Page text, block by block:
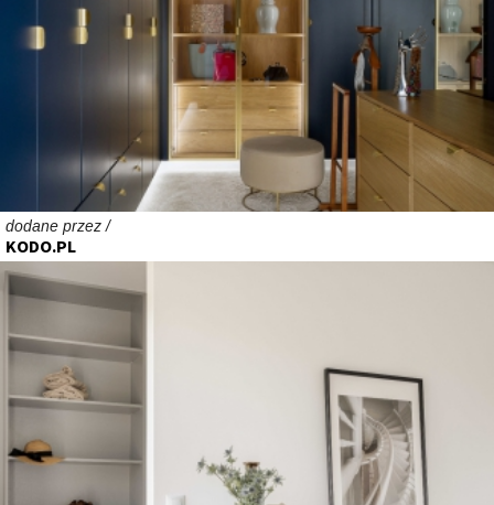
dodane przez /
KODO.PL